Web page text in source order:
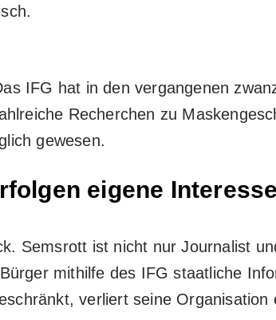
IFG hat in den vergangenen
Recherchen zu
gewesen.
eigene
Semsrott ist nicht nur Journalist
mithilfe des IFG staatliche
verliert seine Organisation